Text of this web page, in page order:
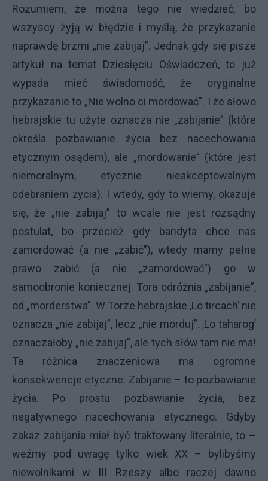
Rozumiem, że można tego nie wiedzieć, bo
wszyscy żyją w błędzie i myślą, że przykazanie
naprawdę brzmi „nie zabijaj”. Jednak gdy się pisze
artykuł na temat Dziesięciu Oświadczeń, to już
wypada mieć świadomość, że oryginalne
przykazanie to „Nie wolno ci mordować”. I że słowo
hebrajskie tu użyte oznacza nie „zabijanie” (które
określa pozbawianie życia bez nacechowania
etycznym osądem), ale „mordowanie” (które jest
niemoralnym, etycznie nieakceptowalnym
odebraniem życia). I wtedy, gdy to wiemy, okazuje
się, że „nie zabijaj” to wcale nie jest rozsądny
postulat, bo przecież gdy bandyta chce nas
zamordować (a nie „zabić”), wtedy mamy pełne
prawo zabić (a nie „zamordować”) go w
samoobronie koniecznej. Tora odróżnia „zabijanie”,
od „morderstwa”. W Torze hebrajskie ‚Lo tircach’ nie
oznacza „nie zabijaj”, lecz „nie morduj”. ‚Lo taharog’
oznaczałoby „nie zabijaj”, ale tych słów tam nie ma!
Ta różnica znaczeniowa ma ogromne
konsekwencje etyczne. Zabijanie – to pozbawianie
życia. Po prostu pozbawianie życia, bez
negatywnego nacechowania etycznego. Gdyby
zakaz zabijania miał być traktowany literalnie, to –
weźmy pod uwagę tylko wiek XX – bylibyśmy
niewolnikami w III Rzeszy albo raczej dawno